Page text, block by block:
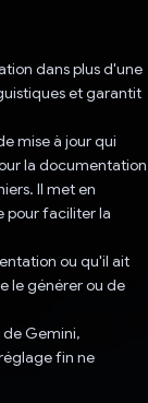
dans plus d'une
et garantit
mise à jour qui
la documentation
Il met en
pour faciliter la
ou qu'il ait
le générer ou de
de Gemini,
fin ne